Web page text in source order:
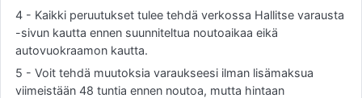
4 - Kaikki peruutukset tulee tehdä verkossa Hallitse varausta
-sivun kautta ennen suunniteltua noutoaikaa eikä
autovuokraamon kautta.
5 - Voit tehdä muutoksia varaukseesi ilman lisämaksua
viimeistään 48 tuntia ennen noutoa, mutta hintaan